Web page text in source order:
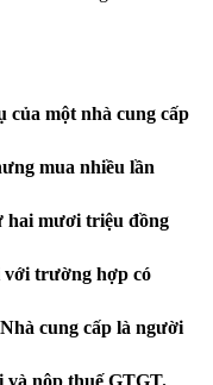
của một nhà cung cấp
mua nhiều lần
hai mươi triệu đồng
trường hợp có
cung cấp là người